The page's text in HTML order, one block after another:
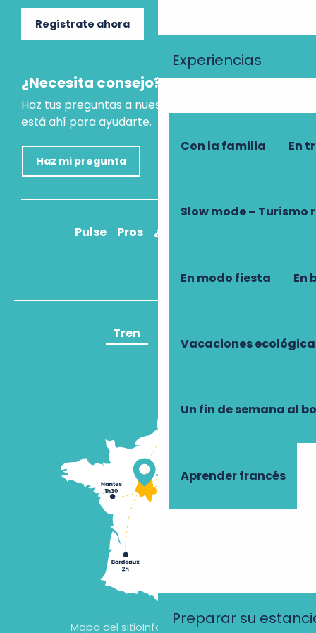
Experiencias
Con la familia En
Slow mode – Turismo
En modo fiesta En
Vacaciones
Un fin de semana al
Aprender francés
Preparar su
Regístrate ahora
¿Necesita consejo?
Haz tus preguntas a nuestro asistente virtual, que
está ahí para ayudarte.
Haz mi pregunta
Pulse Pros ¿Cómo llegar?
Tren
Mapa del sitioInformación jurídica